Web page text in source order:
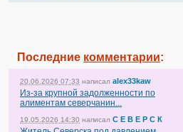
Последние комментарии:
20.06.2026 07:33 написал alex33kaw
Из-за крупной задолженности по
алиментам северчанин...
19.05.2026 14:30 написал С Е В Е Р С К